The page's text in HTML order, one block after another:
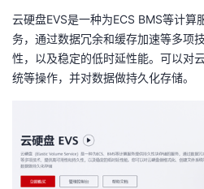
发
者
的
博
我
的
我
云硬盘EVS是一种为ECS BMS等计算
务，通过数据冗余和缓存加速等多项
性，以及稳定的低时延性能。可以对
统等操作，并对数据做持久化存储。